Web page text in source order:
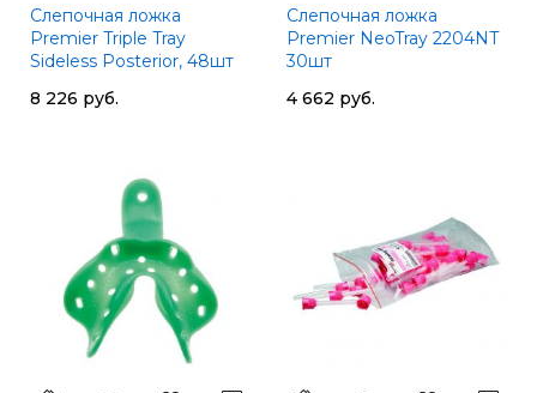
Слепочная ложка
Premier Triple Tray
Sideless Posterior, 48шт
8 226 руб.
Слепочная ложка
Premier NeoTray 2204NT
30шт
4 662 руб.